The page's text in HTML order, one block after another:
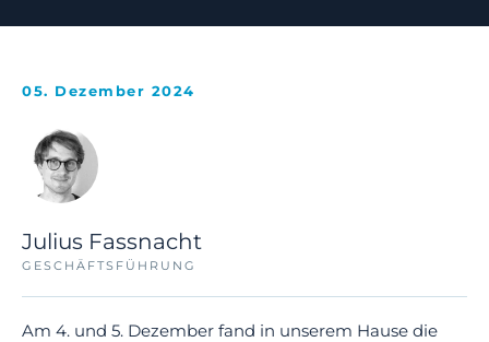
05. Dezember 2024
Julius Fassnacht
GESCHÄFTSFÜHRUNG
Am 4. und 5. Dezember fand in unserem Hause die